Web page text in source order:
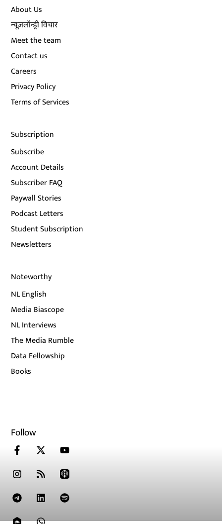
About Us
न्यूज़लॉन्ड्री विचार
Meet the team
Contact us
Careers
Privacy Policy
Terms of Services
Subscription
Subscribe
Account Details
Subscriber FAQ
Paywall Stories
Podcast Letters
Student Subscription
Newsletters
Noteworthy
NL English
Media Biascope
NL Interviews
The Media Rumble
Data Fellowship
Books
Follow